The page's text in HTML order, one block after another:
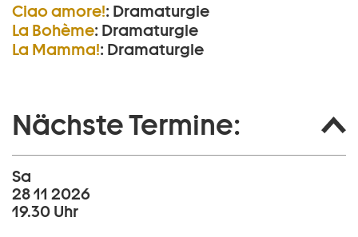
Ciao amore!: Dramaturgie
La Bohème: Dramaturgie
La Mamma!: Dramaturgie
Nächste Termine:
Sa
28 11 2026
19.30 Uhr